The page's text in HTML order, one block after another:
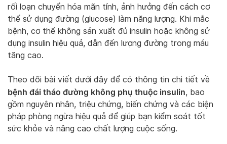
rối loạn chuyển hóa mãn tính, ảnh hưởng đến cách cơ
thể sử dụng đường (glucose) làm năng lượng. Khi mắc
bệnh, cơ thể không sản xuất đủ insulin hoặc không sử
dụng insulin hiệu quả, dẫn đến lượng đường trong máu
tăng cao.
Theo dõi bài viết dưới đây để có thông tin chi tiết về
bệnh đái tháo đường không phụ thuộc insulin, bao
gồm nguyên nhân, triệu chứng, biến chứng và các biện
pháp phòng ngừa hiệu quả để giúp bạn kiểm soát tốt
sức khỏe và nâng cao chất lượng cuộc sống.